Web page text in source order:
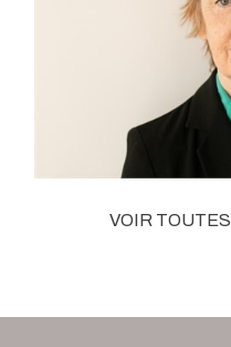
VOIR TOUTES